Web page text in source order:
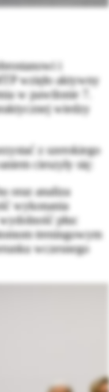
i
wzięło aktywny
w pawilonie 7.
wiedzy
z szerokiego
cieszyły się:
oraz analiza
wykonania
płuc
treningowym
wczesnego